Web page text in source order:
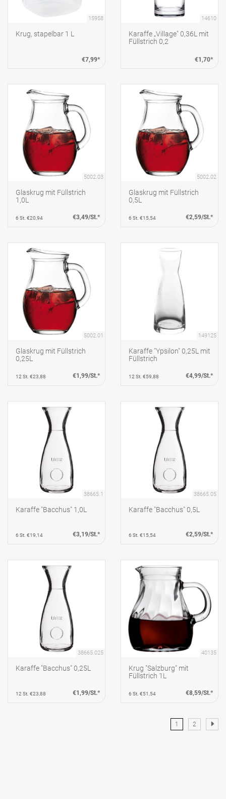
15958
Krug, stapelbar 1 L
€7,99*
14610
Karaffe „Village" 0,36L mit
Füllstrich 0,2
€1,70*
5002.03
Glaskrug mit Füllstrich
1,0L
6 St. €20,94 €3,49/St.*
5002.02
Glaskrug mit Füllstrich
0,5L
6 St. €15,54 €2,59/St.*
5002.01
Glaskrug mit Füllstrich
0,25L
12 St. €23,88 €1,99/St.*
149125
Karaffe "Ypsilon" 0,25L mit
Füllstrich
12 St. €59,88 €4,99/St.*
38665.1
Karaffe "Bacchus" 1,0L
6 St. €19,14 €3,19/St.*
38665.05
Karaffe "Bacchus" 0,5L
6 St. €15,54 €2,59/St.*
38665.025
Karaffe "Bacchus" 0,25L
12 St. €23,88 €1,99/St.*
40135
Krug "Salzburg" mit
Füllstrich 1L
6 St. €51,54 €8,59/St.*
1 2